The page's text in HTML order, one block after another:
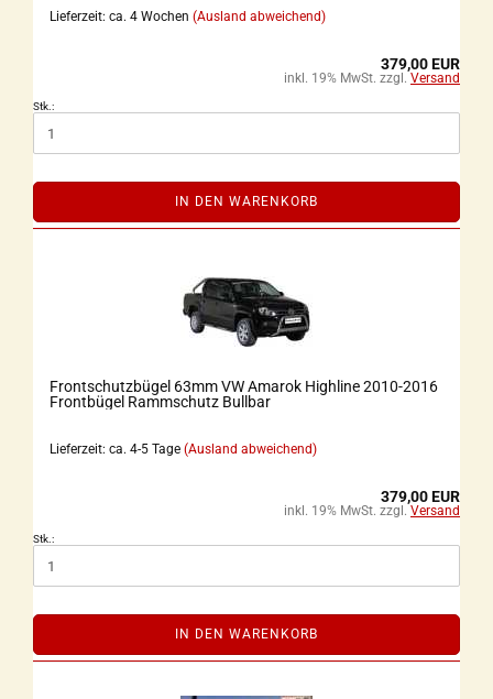
Lieferzeit: ca. 4 Wochen (Ausland abweichend)
379,00 EUR
inkl. 19% MwSt. zzgl. Versand
Stk.:
IN DEN WARENKORB
Frontschutzbügel 63mm VW Amarok Highline 2010-2016
Frontbügel Rammschutz Bullbar
Lieferzeit: ca. 4-5 Tage (Ausland abweichend)
379,00 EUR
inkl. 19% MwSt. zzgl. Versand
Stk.:
IN DEN WARENKORB